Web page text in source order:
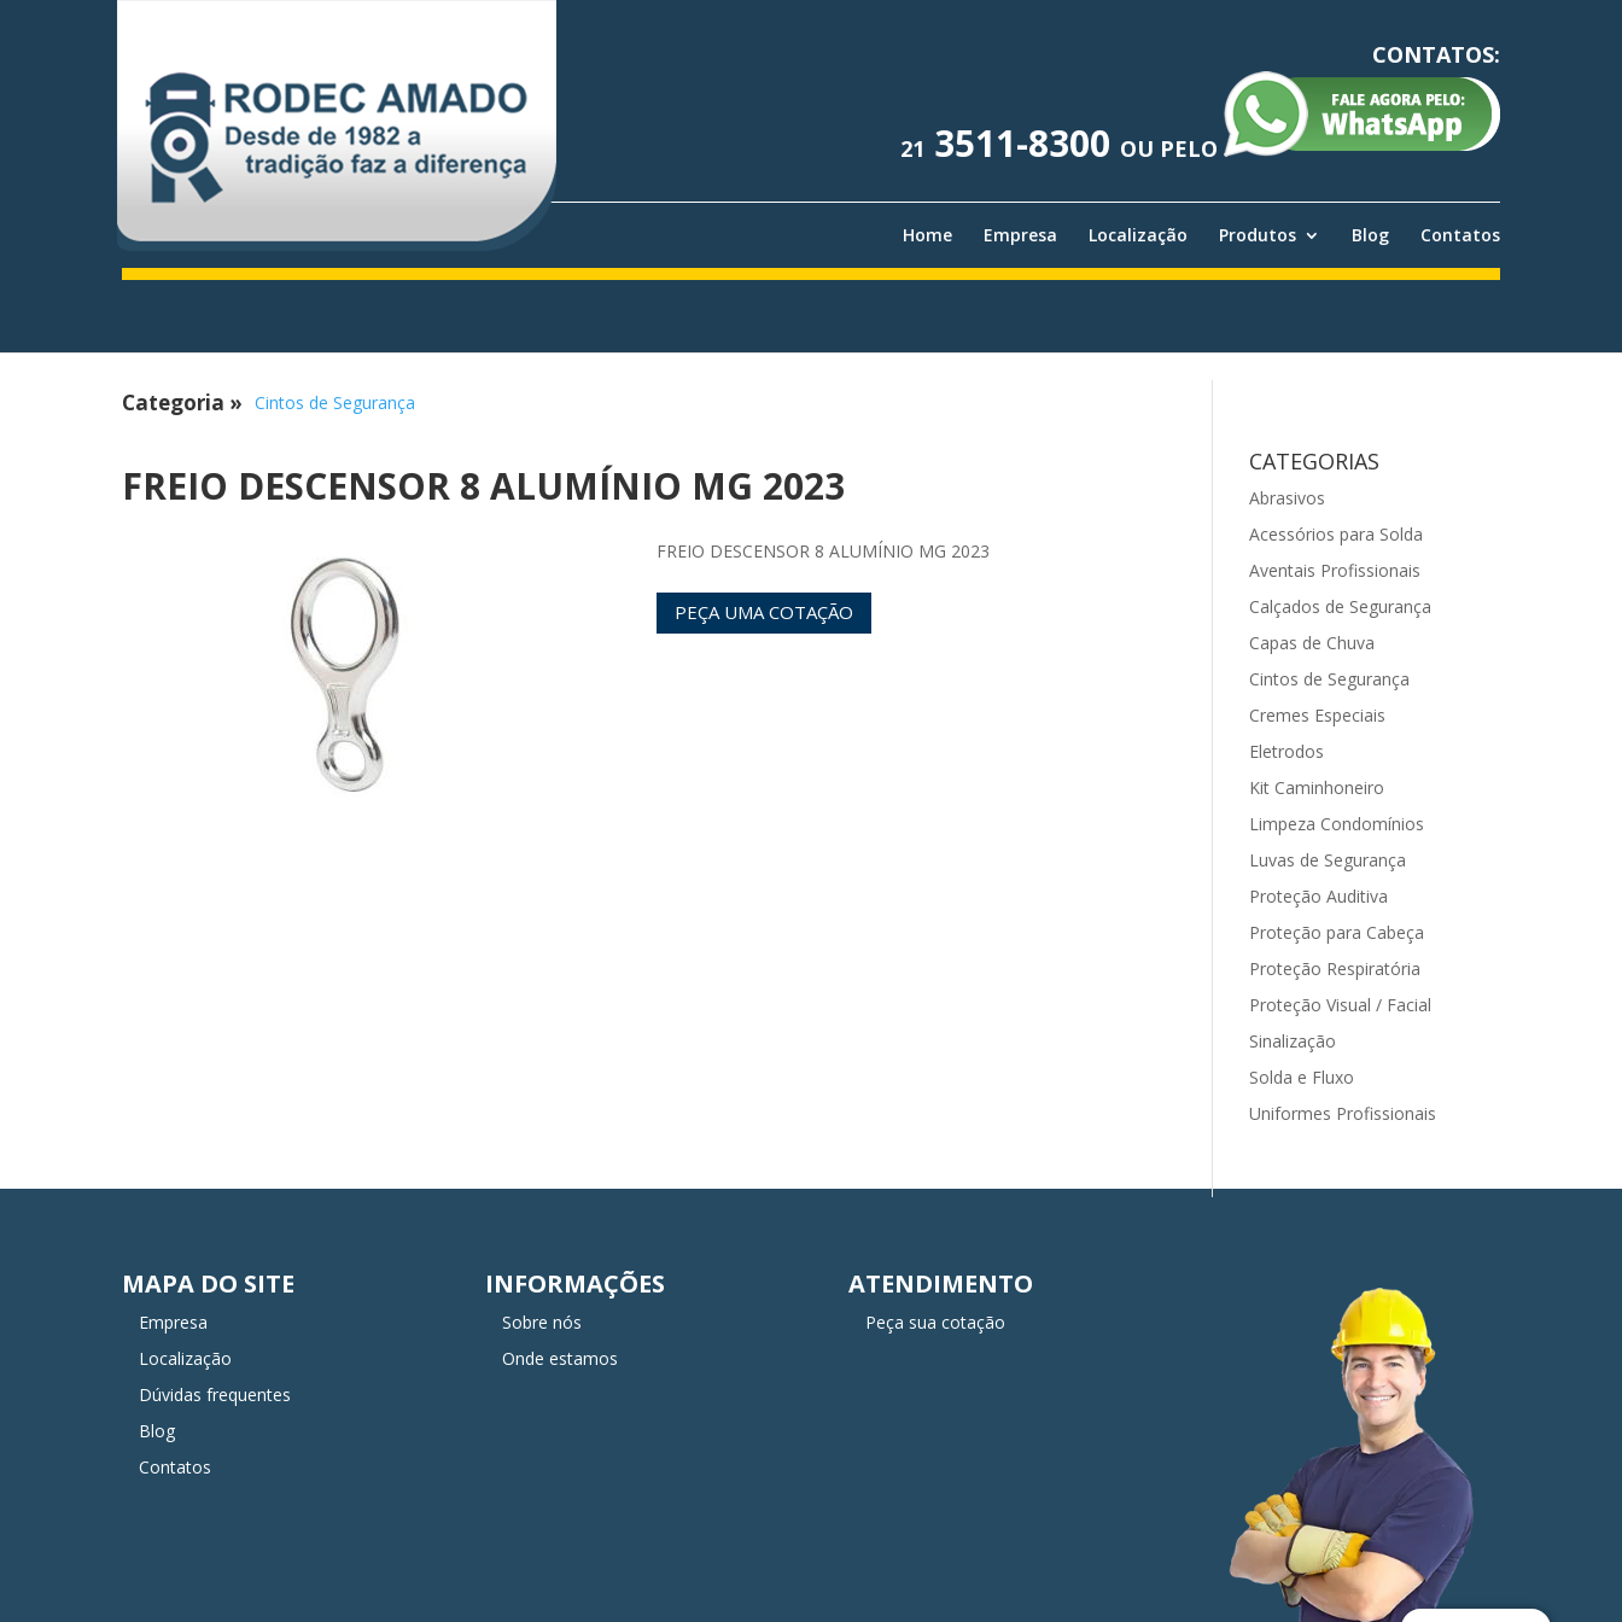
CONTATOS:
21 3511-8300 OU PELO
Home Empresa Localização Produtos Blog Contatos
Categoria » Cintos de Segurança
FREIO DESCENSOR 8 ALUMÍNIO MG 2023
FREIO DESCENSOR 8 ALUMÍNIO MG 2023
PEÇA UMA COTAÇÃO
CATEGORIAS
Abrasivos
Acessórios para Solda
Aventais Profissionais
Calçados de Segurança
Capas de Chuva
Cintos de Segurança
Cremes Especiais
Eletrodos
Kit Caminhoneiro
Limpeza Condomínios
Luvas de Segurança
Proteção Auditiva
Proteção para Cabeça
Proteção Respiratória
Proteção Visual / Facial
Sinalização
Solda e Fluxo
Uniformes Profissionais
MAPA DO SITE
Empresa
Localização
Dúvidas frequentes
Blog
Contatos
INFORMAÇÕES
Sobre nós
Onde estamos
ATENDIMENTO
Peça sua cotação